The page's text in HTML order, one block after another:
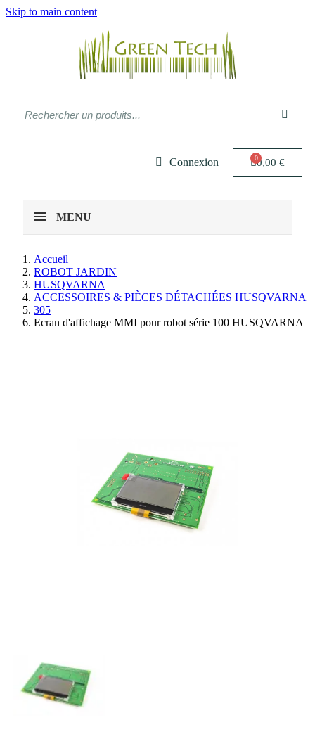
Skip to main content
Connexion 0,00 €
MENU
Accueil
ROBOT JARDIN
HUSQVARNA
ACCESSOIRES & PIÈCES DÉTACHÉES HUSQVARNA
305
Ecran d'affichage MMI pour robot série 100 HUSQVARNA